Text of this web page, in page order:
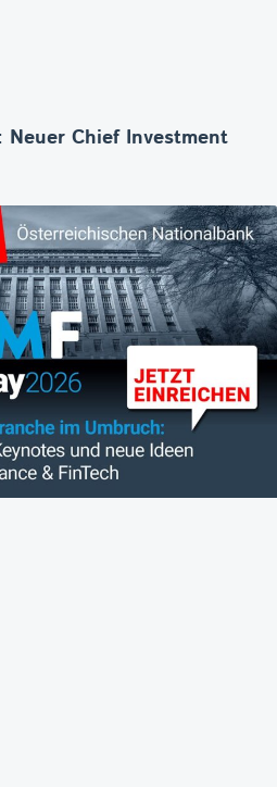
Chief Investment